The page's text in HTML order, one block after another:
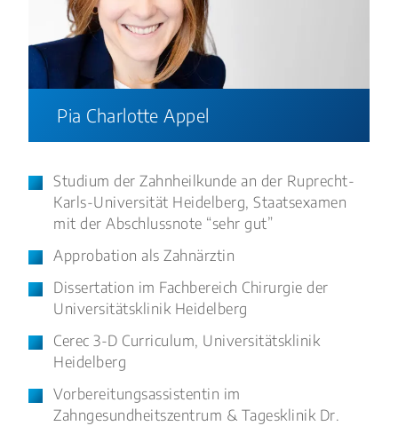
Pia Charlotte Appel
Studium der Zahnheilkunde an der Ruprecht-
Karls-Universität Heidelberg, Staatsexamen
mit der Abschlussnote “sehr gut”
Approbation als Zahnärztin
Dissertation im Fachbereich Chirurgie der
Universitätsklinik Heidelberg
Cerec 3-D Curriculum, Universitätsklinik
Heidelberg
Vorbereitungsassistentin im
Zahngesundheitszentrum & Tagesklinik Dr.